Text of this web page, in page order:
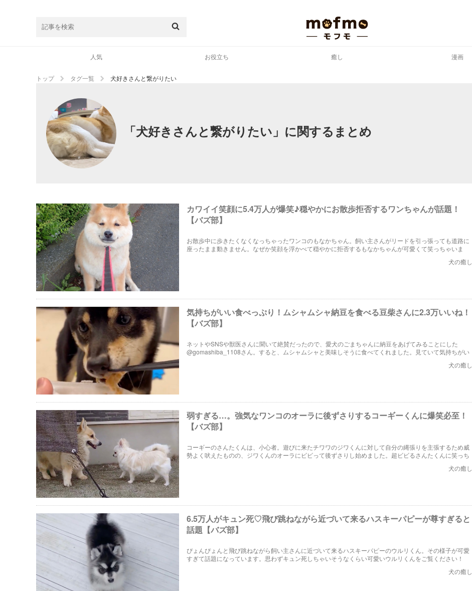
人気 お役立ち 癒し 漫画
トップ タグ一覧 犬好きさんと繋がりたい
「犬好きさんと繋がりたい」に関するまとめ
カワイイ笑顔に5.4万人が爆笑♪穏やかにお散歩拒否するワンちゃんが話題！
【バズ部】
お散歩中に歩きたくなくなっちゃったワンコのもなかちゃん。飼い主さんがリードを引っ張っても道路に
座ったまま動きません。なぜか笑顔を浮かべて穏やかに拒否するもなかちゃんが可愛くて笑っちゃいま
犬の癒し
気持ちがいい食べっぷり！ムシャムシャ納豆を食べる豆柴さんに2.3万いいね！
【バズ部】
ネットやSNSや獣医さんに聞いて絶賛だったので、愛犬のごまちゃんに納豆をあげてみることにした
@gomashiba_1108さん。すると、ムシャムシャと美味しそうに食べてくれました。見ていて気持ちがい
犬の癒し
弱すぎる…。強気なワンコのオーラに後ずさりするコーギーくんに爆笑必至！
【バズ部】
コーギーのさんたくんは、小心者。遊びに来たチワワのジワくんに対して自分の縄張りを主張するため威
勢よく吠えたものの、ジワくんのオーラにビビって後ずさりし始めました。超ビビるさんたくんに笑っち
犬の癒し
6.5万人がキュン死♡飛び跳ねながら近づいて来るハスキーパピーが尊すぎると
話題【バズ部】
ぴょんぴょんと飛び跳ねながら飼い主さんに近づいて来るハスキーパピーのウルリくん。その様子が可愛
すぎて話題になっています。思わずキュン死しちゃいそうなくらい可愛いウルリくんをご覧ください！
犬の癒し